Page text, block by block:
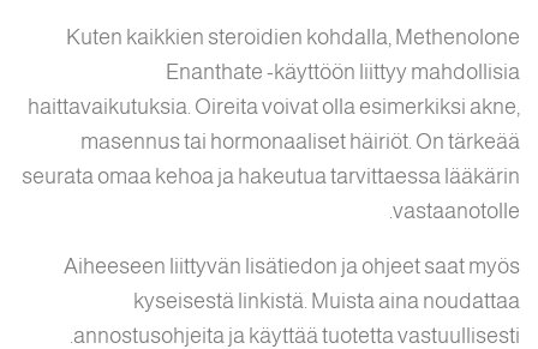
Kuten kaikkien steroidien kohdalla, Methenolone
Enanthate -käyttöön liittyy mahdollisia
haittavaikutuksia. Oireita voivat olla esimerkiksi akne,
masennus tai hormonaaliset häiriöt. On tärkeää
seurata omaa kehoa ja hakeutua tarvittaessa lääkärin
vastaanotolle.
Aiheeseen liittyvän lisätiedon ja ohjeet saat myös
kyseisestä linkistä. Muista aina noudattaa
annostusohjeita ja käyttää tuotetta vastuullisesti.